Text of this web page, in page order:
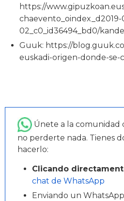
https://
02_c0_id36494_bd0/
Guuk: https://
euskadi-origen-donde-se-
Únete a la comunidad
no perderte nada. Tienes
hacerlo:
Clicando
chat de WhatsApp
Enviando un